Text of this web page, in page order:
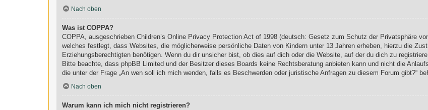
Nach oben
Was ist COPPA?
COPPA, ausgeschrieben Children’s Online Privacy Protection Act of 1998 (deutsch: Gesetz zum Schutz der Privatsphäre
welches festlegt, dass Websites, die möglicherweise persönliche Daten von Kindern unter 13 Jahren erheben, hierzu die
Erziehungsberechtigten benötigen. Wenn du dir unsicher bist, ob dies auf dich oder die Website, auf der du dich zu
Bitte beachte, dass phpBB Limited und der Besitzer dieses Boards keine Rechtsberatung anbieten kann und nicht die
die unter der Frage „An wen soll ich mich wenden, falls es Beschwerden oder juristische Anfragen zu diesem Forum gibt?“
Nach oben
Warum kann ich mich nicht registrieren?